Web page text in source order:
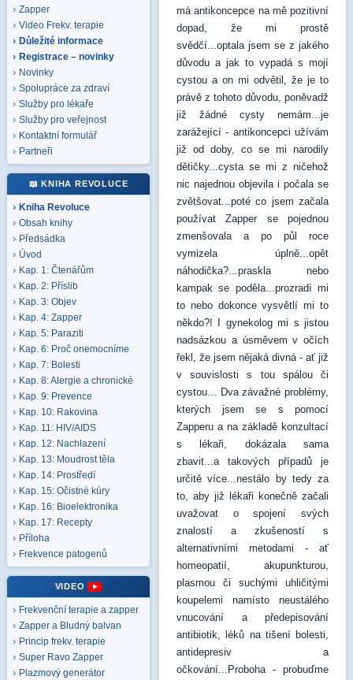
Zapper
Video Frekv. terapie
Důležité informace
Registrace – novinky
Novinky
Spolupráce za zdraví
Služby pro lékaře
Služby pro veřejnost
Kontaktní formulář
Partneři
📖 KNIHA REVOLUCE
Kniha Revoluce
Obsah knihy
Předsádka
Úvod
Kap. 1: Čtenářům
Kap. 2: Příslib
Kap. 3: Objev
Kap. 4: Zapper
Kap. 5: Paraziti
Kap. 6: Proč onemocníme
Kap. 7: Bolesti
Kap. 8: Alergie a chronické
Kap. 9: Prevence
Kap. 10: Rakovina
Kap. 11: HIV/AIDS
Kap. 12: Nachlazení
Kap. 13: Moudrost těla
Kap. 14: Prostředí
Kap. 15: Očistné kúry
Kap. 16: Bioelektronika
Kap. 17: Recepty
Příloha
Frekvence patogenů
VIDEO
Frekvenční terapie a zapper
Zapper a Bludný balvan
Princip frekv. terapie
Super Ravo Zapper
Plazmový generátor
má antikoncepce na mě pozitivní
dopad, že mi prostě
svědčí...optala jsem se z jakého
důvodu a jak to vypadá s mojí
cystou a on mi odvětil, že je to
právě z tohoto důvodu, poněvadž
již žádné cysty nemám...je
zarážející - antikoncepci užívám
již od doby, co se mi narodily
dětičky...cysta se mi z ničehož
nic najednou objevila i počala se
zvětšovat...poté co jsem začala
používat Zapper se pojednou
zmenšovala a po půl roce
vymizela úplně...opět
náhodička?...praskla nebo
kampak se poděla...prozradí mi
to nebo dokonce vysvětlí mi to
někdo?! I gynekolog mi s jistou
nadsázkou a úsměvem v očích
řekl, že jsem nějaká divná - ať již
v souvislosti s tou spálou či
cystou... Dva závažné problémy,
kterých jsem se s pomocí
Zapperu a na základě konzultací
s lékaři, dokázala sama
zbavit...a takových případů je
určitě více...nestálo by tedy za
to, aby již lékaři konečně začali
uvažovat o spojení svých
znalostí a zkušeností s
alternativními metodami - ať
homeopatií, akupunkturou,
plasmou či suchými uhličitými
koupelemi namísto neustálého
vnucování a předepisování
antibiotik, léků na tišení bolesti,
antidepresiv a
očkování...Proboha - probuďme